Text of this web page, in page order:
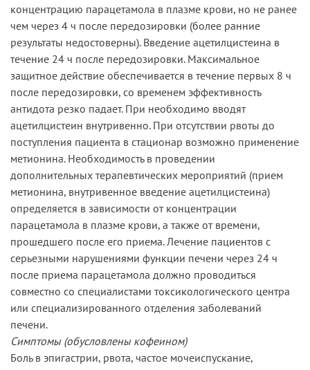
концентрацию парацетамола в плазме крови, но не ранее
чем через 4 ч после передозировки (более ранние
результаты недостоверны). Введение ацетилцистеина в
течение 24 ч после передозировки. Максимальное
защитное действие обеспечивается в течение первых 8 ч
после передозировки, со временем эффективность
антидота резко падает. При необходимо вводят
ацетилцистеин внутривенно. При отсутствии рвоты до
поступления пациента в стационар возможно применение
метионина. Необходимость в проведении
дополнительных терапевтических мероприятий (прием
метионина, внутривенное введение ацетилцистеина)
определяется в зависимости от концентрации
парацетамола в плазме крови, а также от времени,
прошедшего после его приема. Лечение пациентов с
серьезными нарушениями функции печени через 24 ч
после приема парацетамола должно проводиться
совместно со специалистами токсикологического центра
или специализированного отделения заболеваний
печени.
Симптомы (обусловлены кофеином)
Боль в эпигастрии, рвота, частое мочеиспускание,